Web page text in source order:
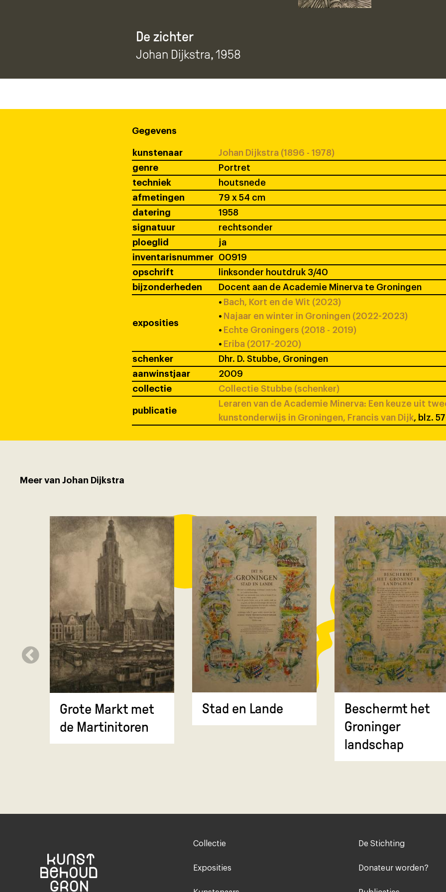
De zichter
Johan Dijkstra, 1958
Gegevens
kunstenaar
Johan Dijkstra (1896 - 1978)
genre
Portret
techniek
houtsnede
afmetingen
79 x 54 cm
datering
1958
signatuur
rechtsonder
ploeglid
ja
inventarisnummer
00919
opschrift
linksonder houtdruk 3/40
bijzonderheden
Docent aan de Academie Minerva te Groningen
exposities
• Bach, Kort en de Wit (2023)
• Najaar en winter in Groningen (2022-2023)
• Echte Groningers (2018 - 2019)
• Eriba (2017-2020)
schenker
Dhr. D. Stubbe, Groningen
aanwinstjaar
2009
collectie
Collectie Stubbe (schenker)
publicatie
Leraren van de Academie Minerva: Een keuze uit
kunstonderwijs in Groningen, Francis van Dijk, blz.
Meer van Johan Dijkstra
Grote Markt met
de Martinitoren
Stad en Lande
Beschermt het
Groninger
landschap
Footer-
Collectie
Exposities
Voet
De Stichting
Donateur worden?